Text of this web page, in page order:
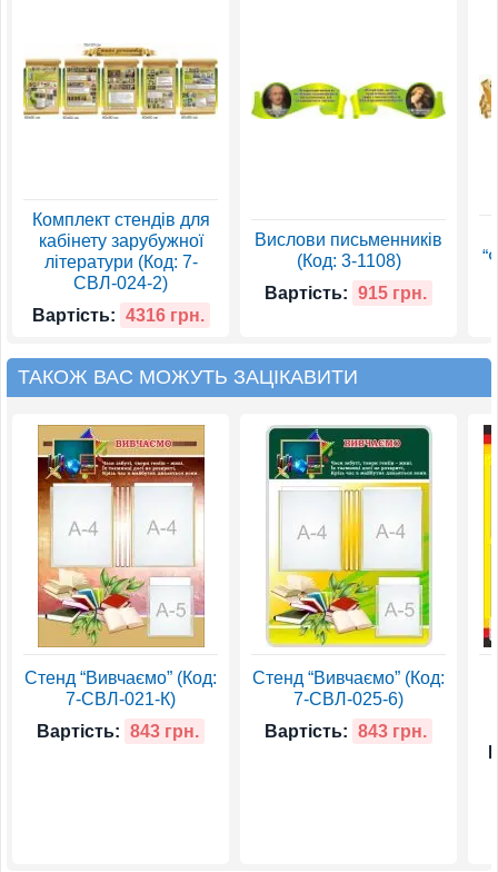
Комплект стендів для
кабінету зарубужної
літератури (Код: 7-
СВЛ-024-2)
Вартість: 4316 грн.
Вислови письменників
(Код: 3-1108)
Вартість: 915 грн.
ТАКОЖ ВАС МОЖУТЬ ЗАЦІКАВИТИ
Стенд “Вивчаємо” (Код:
7-СВЛ-021-К)
Вартість: 843 грн.
Стенд “Вивчаємо” (Код:
7-СВЛ-025-6)
Вартість: 843 грн.